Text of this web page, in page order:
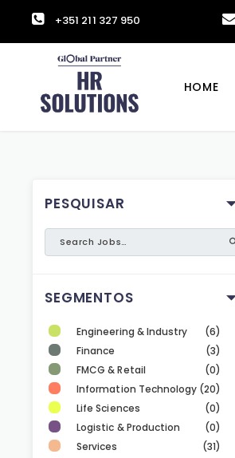
+351 211 327 950
HOME
PESQUISAR
SEGMENTOS
Engineering & Industry
(6)
Finance
(3)
FMCG & Retail
(0)
Information Technology (20)
Life Sciences
(0)
Logistic & Production
(0)
Services
(31)